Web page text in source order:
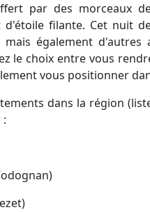
par des morceaux
filante. Cet nuit
également
le choix entre vous
vous positionner